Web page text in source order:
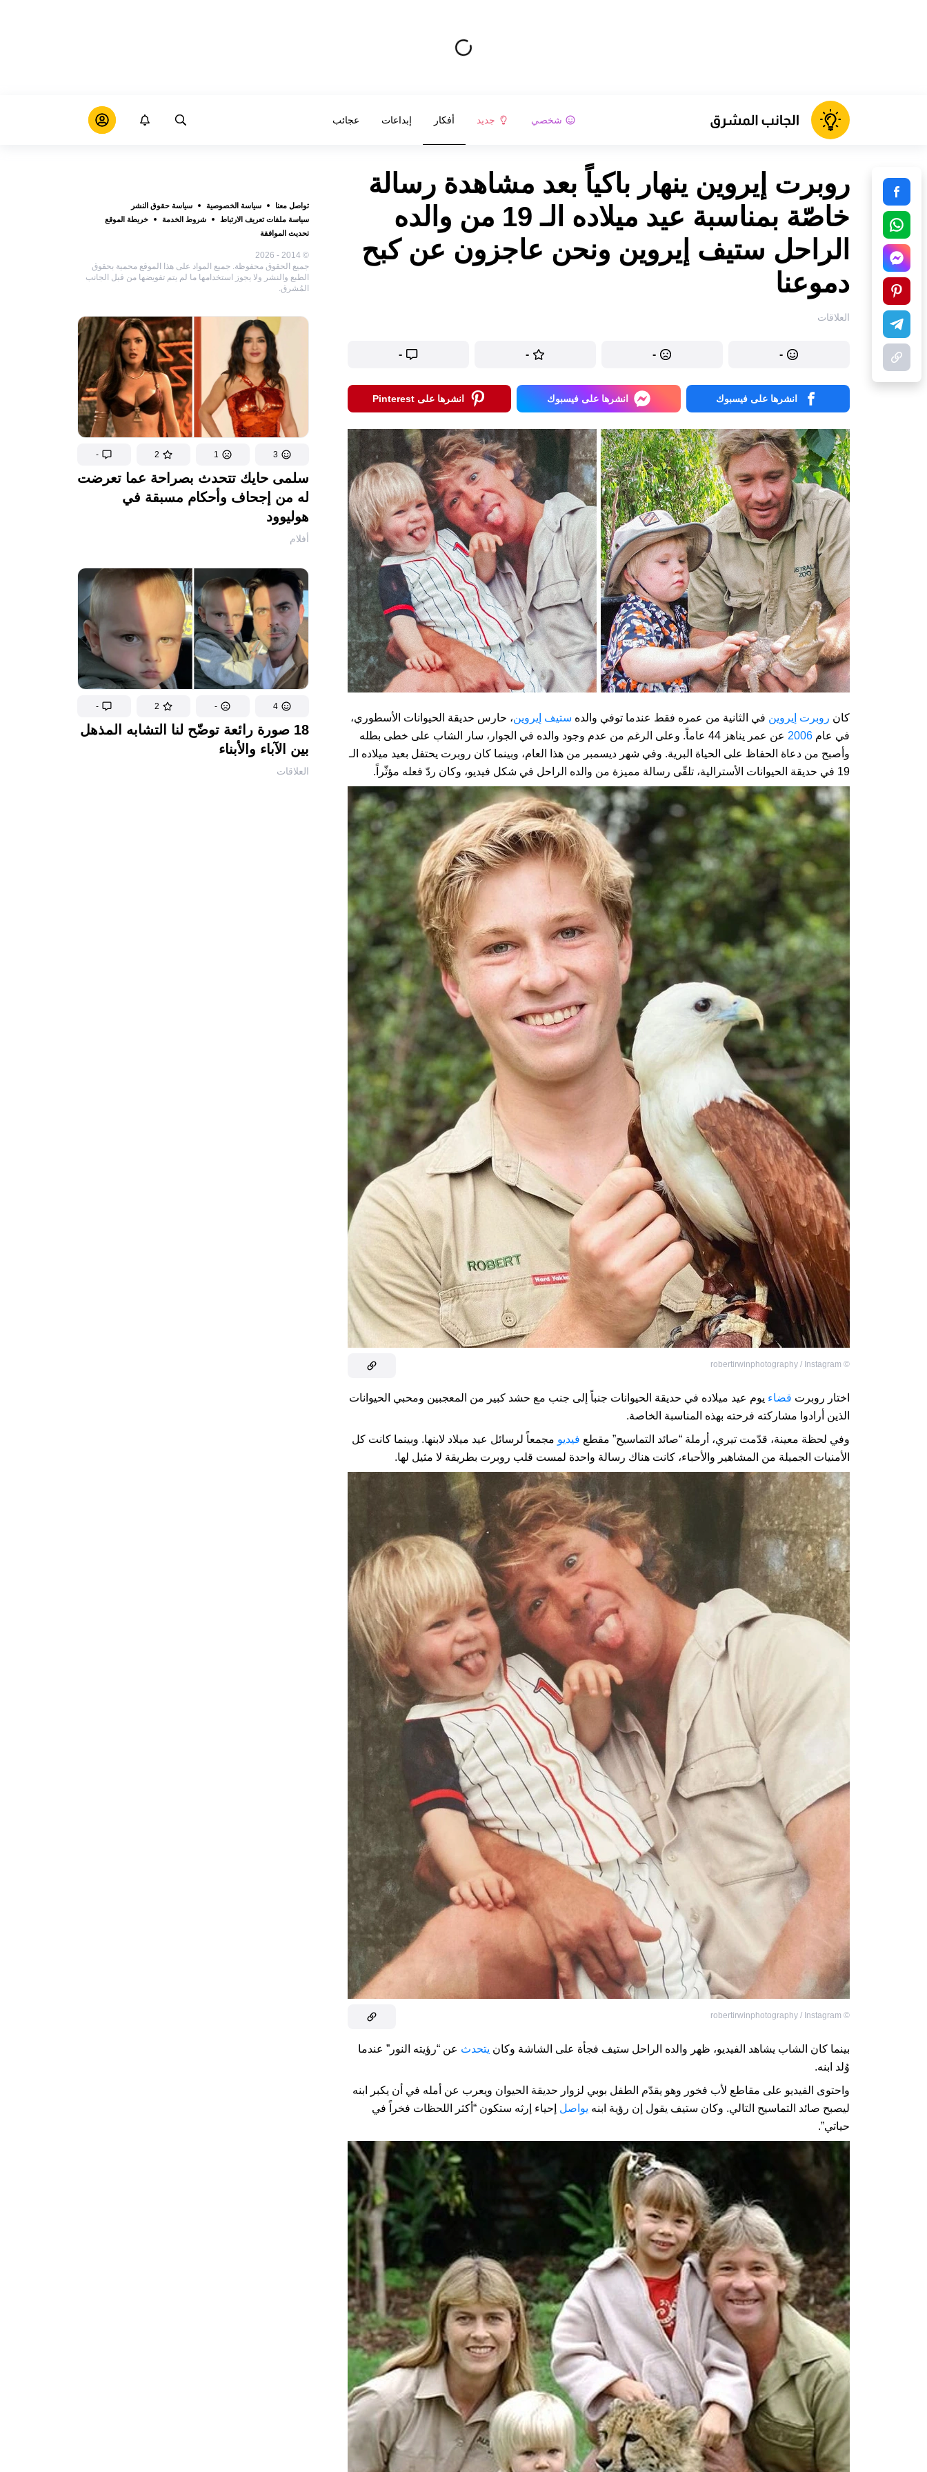
شخصي جديد أفكار إبداعات عجائب
تواصل معنا سياسة الخصوصية
سياسة حقوق النشر
سياسة ملفات تعريف الارتباط
شروط الخدمة
خريطة الموقع
تحديث الموافقة
© 2014 - 2026
جميع الحقوق محفوظة. جميع المواد على هذا الموقع محمية بحقوق
الطبع والنشر ولا يجوز استخدامها ما لم يتم تفويضها من قبل الجانب
المُشرق.
3
1
2
-
سلمى حايك تتحدث بصراحة عما تعرضت
له من إجحاف وأحكام مسبقة في
هوليوود
أفلام
4
-
2
-
18 صورة رائعة توضّح لنا التشابه المذهل
بين الآباء والأبناء
العلاقات
روبرت إيروين ينهار باكياً بعد مشاهدة رسالة
خاصّة بمناسبة عيد ميلاده الـ 19 من والده
الراحل ستيف إيروين ونحن عاجزون عن كبح
دموعنا
العلاقات
-
-
-
-
انشرها على فيسبوك انشرها على فيسبوك انشرها على Pinterest
كان روبرت إيروين في الثانية من عمره فقط عندما توفي والده ستيف إيروين، حارس حديقة الحيوانات الأسطوري،
في عام 2006
عن عمر يناهز 44 عاماً. وعلى الرغم من عدم وجود والده في الجوار، سار الشاب على خطى بطله
وأصبح من دعاة الحفاظ على الحياة البرية. وفي شهر ديسمبر من هذا العام، وبينما كان روبرت يحتفل بعيد ميلاده الـ
19 في حديقة الحيوانات الأسترالية، تلقّى رسالة مميزة من والده الراحل في شكل فيديو، وكان ردّ فعله مؤثّراً.
©
robertirwinphotography / Instagram
اختار روبرت قضاء يوم عيد ميلاده في حديقة الحيوانات جنباً إلى جنب مع حشد كبير من المعجبين ومحبي الحيوانات
الذين أرادوا مشاركته فرحته بهذه المناسبة الخاصة.
وفي لحظة معينة، قدّمت تيري، أرملة “صائد التماسيح” مقطع فيديو مجمعاً لرسائل عيد ميلاد لابنها. وبينما كانت كل
الأمنيات الجميلة من المشاهير والأحباء، كانت هناك رسالة واحدة لمست قلب روبرت بطريقة لا مثيل لها.
©
robertirwinphotography / Instagram
بينما كان الشاب يشاهد الفيديو، ظهر والده الراحل ستيف فجأة على الشاشة وكان يتحدث عن “رؤيته النور” عندما
وُلد ابنه.
واحتوى الفيديو على مقاطع لأب فخور وهو يقدّم الطفل بوبي لزوار حديقة الحيوان ويعرب عن أمله في أن يكبر ابنه
ليصبح صائد التماسيح التالي. وكان ستيف يقول إن رؤية ابنه يواصل إحياء إرثه ستكون “أكثر اللحظات فخراً في
حياتي”.